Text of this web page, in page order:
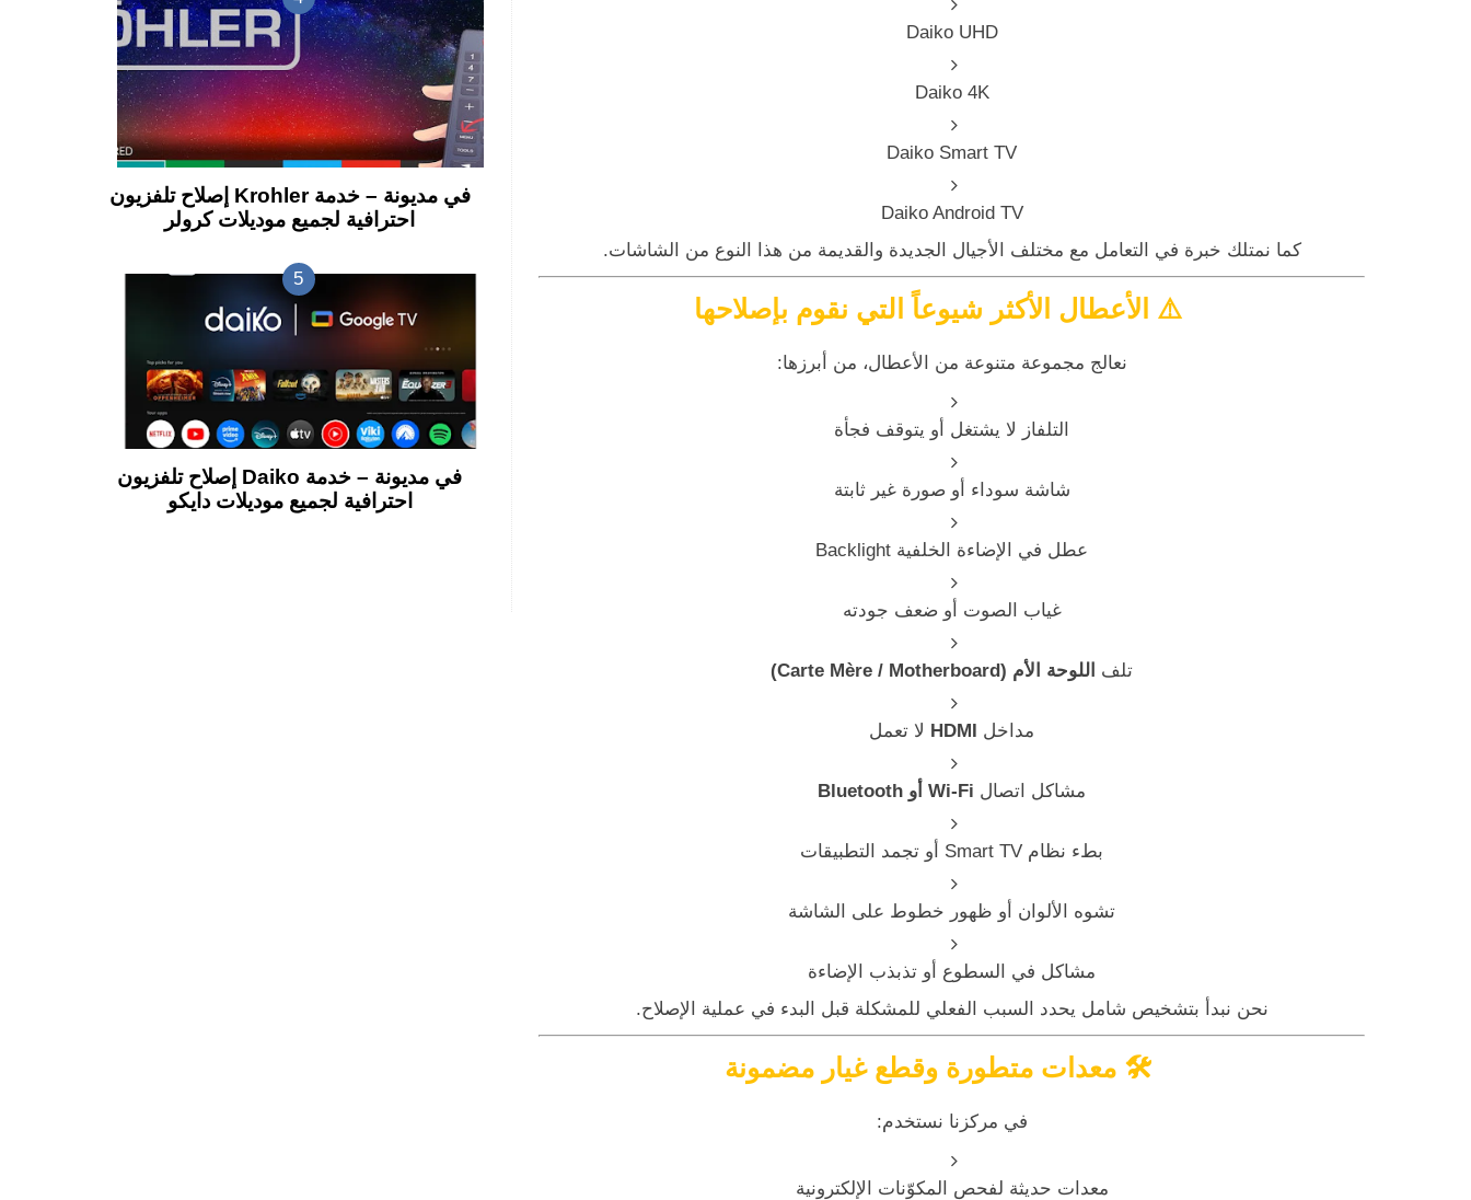
Daiko UHD
Daiko 4K
Daiko Smart TV
Daiko Android TV
كما نمتلك خبرة في التعامل مع مختلف الأجيال الجديدة والقديمة من هذا النوع من الشاشات.
⚠️ الأعطال الأكثر شيوعاً التي نقوم بإصلاحها
نعالج مجموعة متنوعة من الأعطال، من أبرزها:
التلفاز لا يشتغل أو يتوقف فجأة
شاشة سوداء أو صورة غير ثابتة
عطل في الإضاءة الخلفية Backlight
غياب الصوت أو ضعف جودته
تلف اللوحة الأم (Carte Mère / Motherboard)
مداخل HDMI لا تعمل
مشاكل اتصال Wi-Fi أو Bluetooth
بطء نظام Smart TV أو تجمد التطبيقات
تشوه الألوان أو ظهور خطوط على الشاشة
مشاكل في السطوع أو تذبذب الإضاءة
نحن نبدأ بتشخيص شامل يحدد السبب الفعلي للمشكلة قبل البدء في عملية الإصلاح.
🛠 معدات متطورة وقطع غيار مضمونة
في مركزنا نستخدم:
معدات حديثة لفحص المكوّنات الإلكترونية
إصلاح تلفزيون Krohler في مديونة – خدمة
احترافية لجميع موديلات كرولر
إصلاح تلفزيون Daiko في مديونة – خدمة
احترافية لجميع موديلات دايكو